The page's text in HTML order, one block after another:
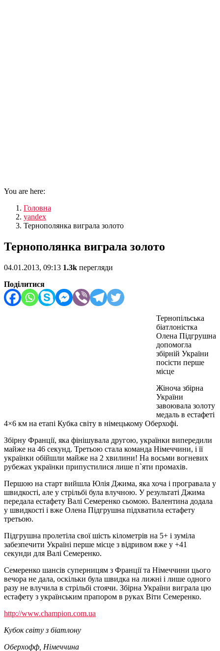
You are here:
Головна
yandex
Тернополянка виграла золото
Тернополянка виграла золото
04.01.2013, 09:13 1.3k перегляди
Поділитися
Тернопільська
біатлоністка
Олена Підгрушна
допомогла
збірній України
посісти перше
місце
Жіноча збірна
України
завоювала золоту
медаль в естафеті
4×6 км на етапі Кубка світу в німецькому Оберхофі.
Збірну Франції, яка фінішувала другою, українки випередили
майже на 46 секунд. Третьою стала команда Німеччини, і її
українки обійшли майже на 2 хвилини! На восьми вогневих
рубежах українки припустилися лише п`яти промахів.
Першою на старт вийшла Юлія Джима, яка хоча і програвала у
швидкості, але у стрільбі була влучною. У результаті Джима
передала естафету Валі Семеренко сьомою. Валентина додала
у швидкості і вже Олена Підгрушна підхватила естафету
третьою.
Підгрушна пролетіла свої шість кілометрів на 5+ і зуміла
забезпечити Україні перше місце з відривом вже у +41
секунди для Валі Семеренко.
Семеренко шансів суперницям з Франції та Німеччини цього
вечора не дала, оскільки була швидка на лижні і лише одного
разу не влучила в стрільбі стоячи. Збірна України виграла цю
естафету з українським прапором в руках Віти Семеренко.
http://www.champion.com.ua
Кубок світу з біатлону
Оберхофф, Німеччина